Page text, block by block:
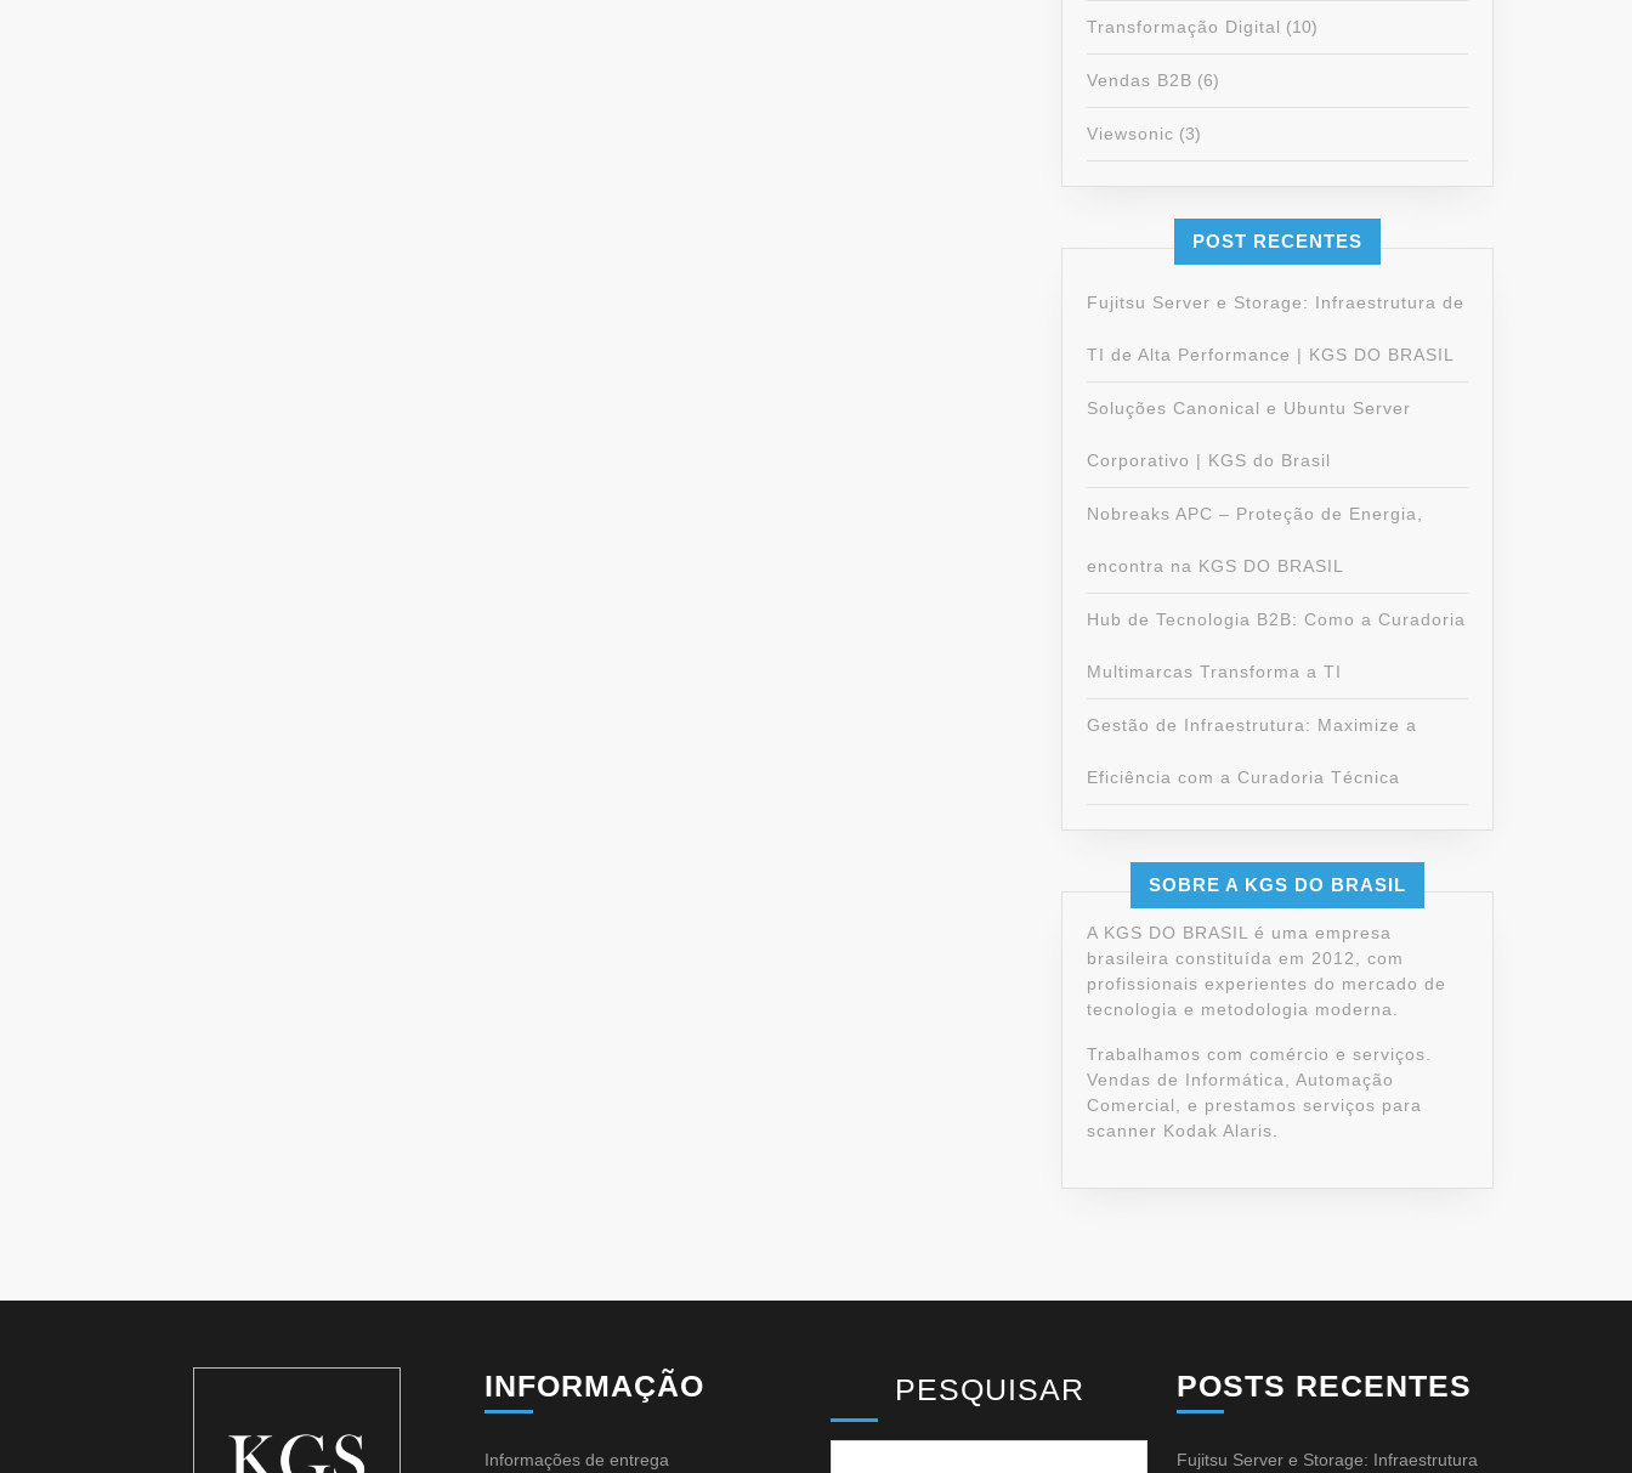
Transformação Digital (10)
Vendas B2B (6)
Viewsonic (3)
POST RECENTES
Fujitsu Server e Storage: Infraestrutura de
TI de Alta Performance | KGS DO BRASIL
Soluções Canonical e Ubuntu Server
Corporativo | KGS do Brasil
Nobreaks APC – Proteção de Energia,
encontra na KGS DO BRASIL
Hub de Tecnologia B2B: Como a Curadoria
Multimarcas Transforma a TI
Gestão de Infraestrutura: Maximize a
Eficiência com a Curadoria Técnica
SOBRE A KGS DO BRASIL
A KGS DO BRASIL é uma empresa
brasileira constituída em 2012, com
profissionais experientes do mercado de
tecnologia e metodologia moderna.
Trabalhamos com comércio e serviços.
Vendas de Informática, Automação
Comercial, e prestamos serviços para
scanner Kodak Alaris.
INFORMAÇÃO
Informações de entrega
PESQUISAR POSTS RECENTES
Fujitsu Server e Storage: Infraestrutura